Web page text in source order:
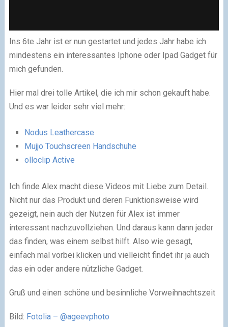
Ins 6te Jahr ist er nun gestartet und jedes Jahr habe ich
mindestens ein interessantes Iphone oder Ipad Gadget für
mich gefunden.
Hier mal drei tolle Artikel, die ich mir schon gekauft habe.
Und es war leider sehr viel mehr:
Nodus Leathercase
Mujjo Touchscreen Handschuhe
olloclip Active
Ich finde Alex macht diese Videos mit Liebe zum Detail.
Nicht nur das Produkt und deren Funktionsweise wird
gezeigt, nein auch der Nutzen für Alex ist immer
interessant nachzuvollziehen. Und daraus kann dann jeder
das finden, was einem selbst hilft. Also wie gesagt,
einfach mal vorbei klicken und vielleicht findet ihr ja auch
das ein oder andere nützliche Gadget.
Gruß und einen schöne und besinnliche Vorweihnachtszeit
Bild: Fotolia – @ageevphoto